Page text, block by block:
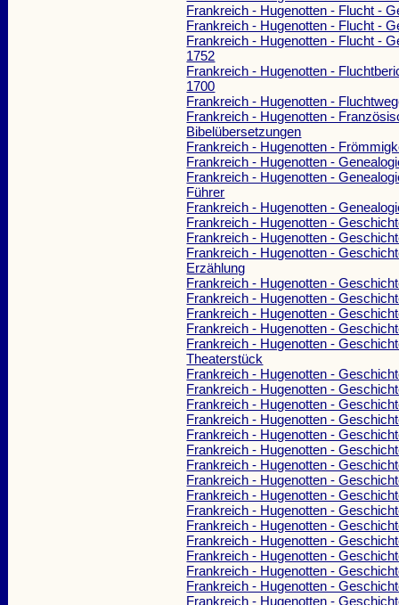
Frankreich - Hugenotten - Flucht -
Frankreich - Hugenotten - Flucht -
Frankreich - Hugenotten - Flucht -
1752
Frankreich - Hugenotten -
1700
Frankreich - Hugenotten -
Frankreich - Hugenotten -
Bibelübersetzungen
Frankreich - Hugenotten -
Frankreich - Hugenotten -
Frankreich - Hugenotten -
Führer
Frankreich - Hugenotten -
Frankreich - Hugenotten -
Frankreich - Hugenotten -
Frankreich - Hugenotten -
Erzählung
Frankreich - Hugenotten -
Frankreich - Hugenotten -
Frankreich - Hugenotten -
Frankreich - Hugenotten -
Frankreich - Hugenotten -
Theaterstück
Frankreich - Hugenotten -
Frankreich - Hugenotten -
Frankreich - Hugenotten -
Frankreich - Hugenotten -
Frankreich - Hugenotten -
Frankreich - Hugenotten -
Frankreich - Hugenotten -
Frankreich - Hugenotten -
Frankreich - Hugenotten -
Frankreich - Hugenotten -
Frankreich - Hugenotten -
Frankreich - Hugenotten -
Frankreich - Hugenotten -
Frankreich - Hugenotten -
Frankreich - Hugenotten -
Frankreich - Hugenotten -